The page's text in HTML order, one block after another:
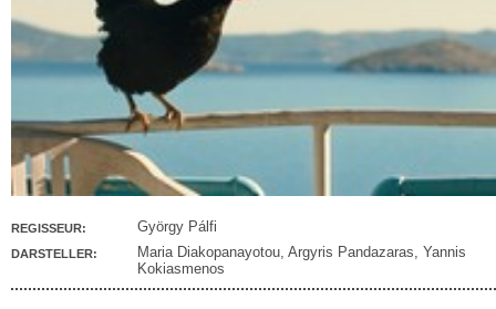
REGISSEUR: György Pálfi
DARSTELLER: Maria Diakopanayotou, Argyris Pandazaras, Yannis
Kokiasmenos